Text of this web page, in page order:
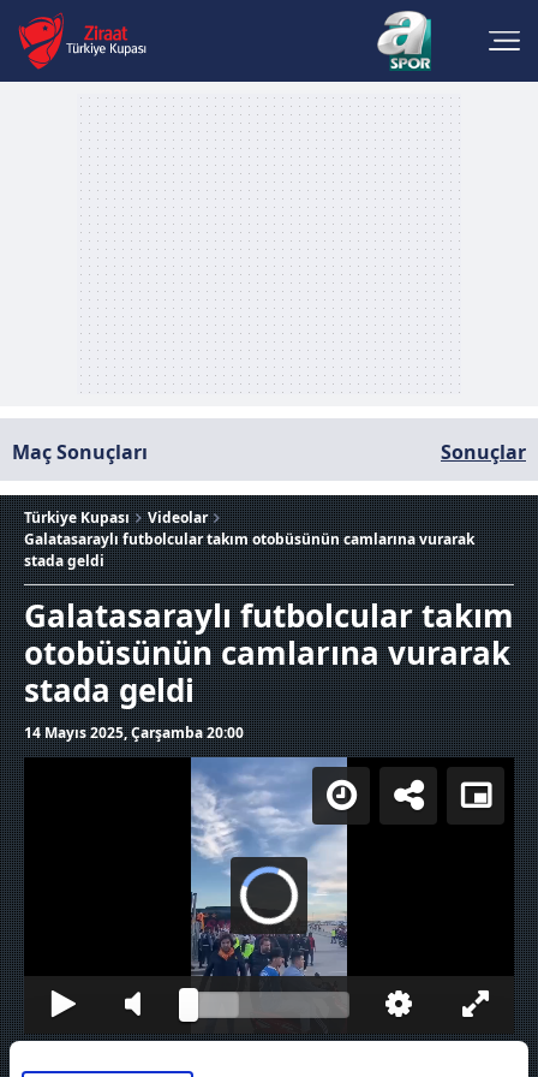
Maç Sonuçları Sonuçlar
Türkiye Kupası
Videolar
Galatasaraylı futbolcular takım otobüsünün camlarına vurarak
stada geldi
Galatasaraylı futbolcular takım
otobüsünün camlarına vurarak
stada geldi
14 Mayıs 2025, Çarşamba 20:00